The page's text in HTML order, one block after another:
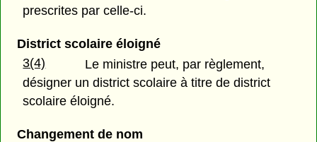
prescrites par celle-ci.
District scolaire éloigné
3(4)
Le ministre peut, par règlement,
désigner un district scolaire à titre de district
scolaire éloigné.
Changement de nom